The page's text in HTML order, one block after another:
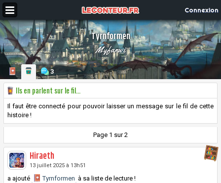
Connexion
Tyrnformen
Myfanwi
3
Ils en parlent sur le fil...
Il faut être connecté pour pouvoir laisser un message sur le fil de cette
histoire !
Page 1 sur 2
Hiraeth
13 juillet 2025 à 13h51
a ajouté Tyrnformen à sa liste de lecture !